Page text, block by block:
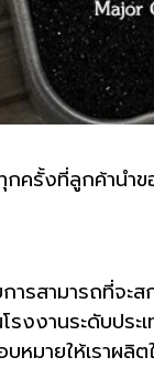
ครั้งที่ลูกค้านำข
รสามารถที่จะ
งงานระดับปร
หมายให้เราผ